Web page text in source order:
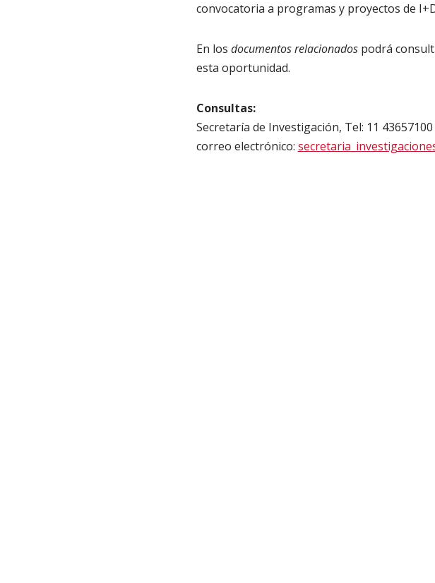
convocatoria a programas y proyectos de
En los documentos relacionadospodrá
esta oportunidad.
Consultas:
Secretaría de Investigación, Tel: 11
correo electrónico: